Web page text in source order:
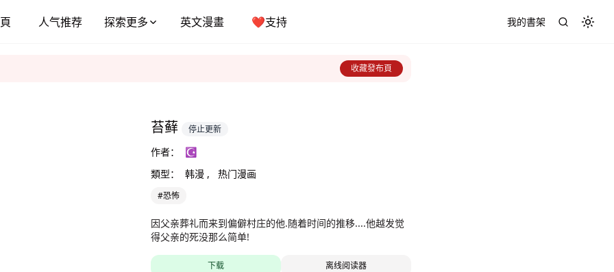
人气推荐 探索更多 英文漫畫 ❤️支持 我的書架
收藏發布頁
苔藓 停止更新
作者：
☪
類型：
韩漫 , 热门漫画
#恐怖
因父亲葬礼而来到偏僻村庄的他.随着时间的推移....他越发觉
得父亲的死没那么简单!
下载
离线阅读器